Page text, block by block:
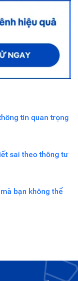
tin quan trọng
sai theo thông tư
bạn không thể